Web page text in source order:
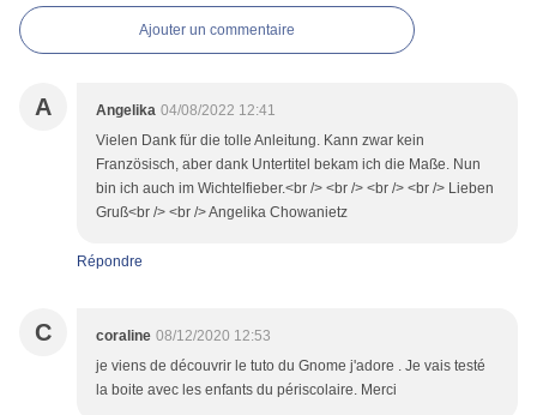
Ajouter un commentaire
A Angelika 04/08/2022 12:41
Vielen Dank für die tolle Anleitung. Kann zwar kein
Französisch, aber dank Untertitel bekam ich die Maße. Nun
bin ich auch im Wichtelfieber.<br /> <br /> <br /> <br /> Lieben
Gruß<br /> <br /> Angelika Chowanietz
Répondre
C coraline 08/12/2020 12:53
je viens de découvrir le tuto du Gnome j'adore . Je vais testé
la boite avec les enfants du périscolaire. Merci